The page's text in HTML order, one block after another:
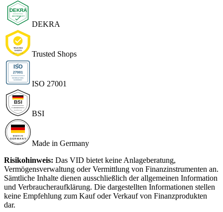
DEKRA
Trusted Shops
ISO 27001
BSI
Made in Germany
Risikohinweis: Das VID bietet keine Anlageberatung,
Vermögensverwaltung oder Vermittlung von Finanzinstrumenten an.
Sämtliche Inhalte dienen ausschließlich der allgemeinen Information
und Verbraucheraufklärung. Die dargestellten Informationen stellen
keine Empfehlung zum Kauf oder Verkauf von Finanzprodukten
dar.